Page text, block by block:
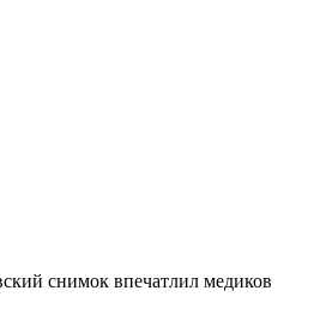
снимок впечатлил медиков